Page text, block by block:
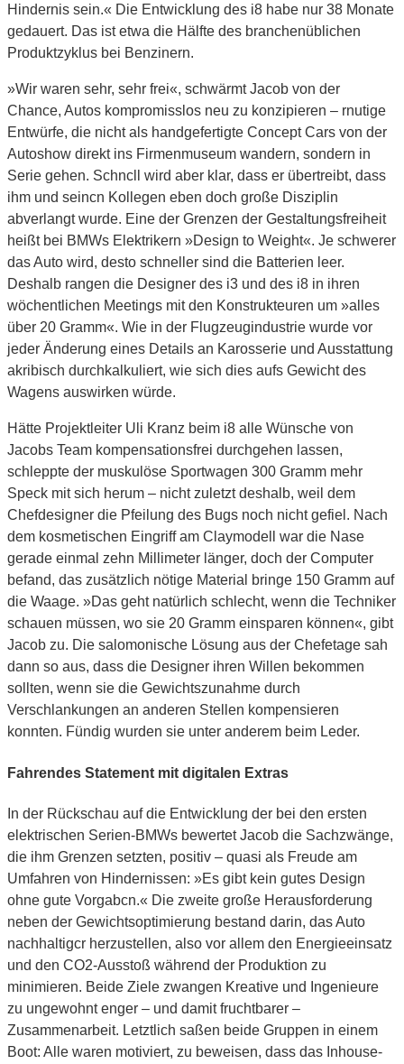
Hindernis sein.« Die Entwicklung des i8 habe nur 38 Monate
gedauert. Das ist etwa die Hälfte des branchenüblichen
Produktzyklus bei Benzinern.
»Wir waren sehr, sehr frei«, schwärmt Jacob von der
Chance, Autos kompromisslos neu zu konzipieren – rnutige
Entwürfe, die nicht als handgefertigte Concept Cars von der
Autoshow direkt ins Firmenmuseum wandern, sondern in
Serie gehen. Schncll wird aber klar, dass er übertreibt, dass
ihm und seincn Kollegen eben doch große Disziplin
abverlangt wurde. Eine der Grenzen der Gestaltungsfreiheit
heißt bei BMWs Elektrikern »Design to Weight«. Je schwerer
das Auto wird, desto schneller sind die Batterien leer.
Deshalb rangen die Designer des i3 und des i8 in ihren
wöchentlichen Meetings mit den Konstrukteuren um »alles
über 20 Gramm«. Wie in der Flugzeugindustrie wurde vor
jeder Änderung eines Details an Karosserie und Ausstattung
akribisch durchkalkuliert, wie sich dies aufs Gewicht des
Wagens auswirken würde.
Hätte Projektleiter Uli Kranz beim i8 alle Wünsche von
Jacobs Team kompensationsfrei durchgehen lassen,
schleppte der muskulöse Sportwagen 300 Gramm mehr
Speck mit sich herum – nicht zuletzt deshalb, weil dem
Chefdesigner die Pfeilung des Bugs noch nicht gefiel. Nach
dem kosmetischen Eingriff am Claymodell war die Nase
gerade einmal zehn Millimeter länger, doch der Computer
befand, das zusätzlich nötige Material bringe 150 Gramm auf
die Waage. »Das geht natürlich schlecht, wenn die Techniker
schauen müssen, wo sie 20 Gramm einsparen können«, gibt
Jacob zu. Die salomonische Lösung aus der Chefetage sah
dann so aus, dass die Designer ihren Willen bekommen
sollten, wenn sie die Gewichtszunahme durch
Verschlankungen an anderen Stellen kompensieren
konnten. Fündig wurden sie unter anderem beim Leder.
Fahrendes Statement mit digitalen Extras
In der Rückschau auf die Entwicklung der bei den ersten
elektrischen Serien-BMWs bewertet Jacob die Sachzwänge,
die ihm Grenzen setzten, positiv – quasi als Freude am
Umfahren von Hindernissen: »Es gibt kein gutes Design
ohne gute Vorgabcn.« Die zweite große Herausforderung
neben der Gewichtsoptimierung bestand darin, das Auto
nachhaltigcr herzustellen, also vor allem den Energieeinsatz
und den CO2-Ausstoß während der Produktion zu
minimieren. Beide Ziele zwangen Kreative und Ingenieure
zu ungewohnt enger – und damit fruchtbarer –
Zusammenarbeit. Letztlich saßen beide Gruppen in einem
Boot: Alle waren motiviert, zu beweisen, dass das Inhouse-